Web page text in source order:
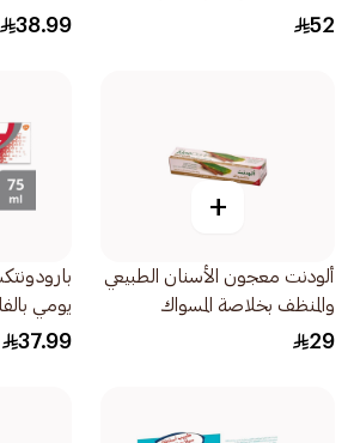
والنعناع الدافئ 85مل
52
75مل
38.99
+
ألودنت معجون الأسنان الطبيعي
والمنظف بخلاصة المسواك
التقليدي الأصيل 100مل
29
يومي
على صحة
37.99